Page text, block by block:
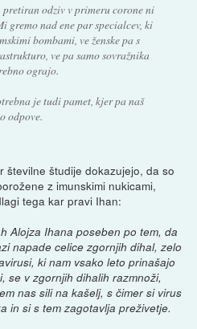
odziv v primeru corone ni
gremo nad ene par specialcev, ki
bombami, ve ženske pa s
ve pa samo sovražnika
ograjo.
je tudi pamet, kjer pa naš
odpove.
številne študije dokazujejo, da so
z imunskimi nukicami,
tega kar pravi Ihan:
Alojza Ihana poseben po tem, da
napade celice zgornjih dihal, zelo
ki nam vsako leto prinašajo
se v zgornjih dihalih razmnoži,
nas sili na kašelj, s čimer si virus
in si s tem zagotavlja preživetje.